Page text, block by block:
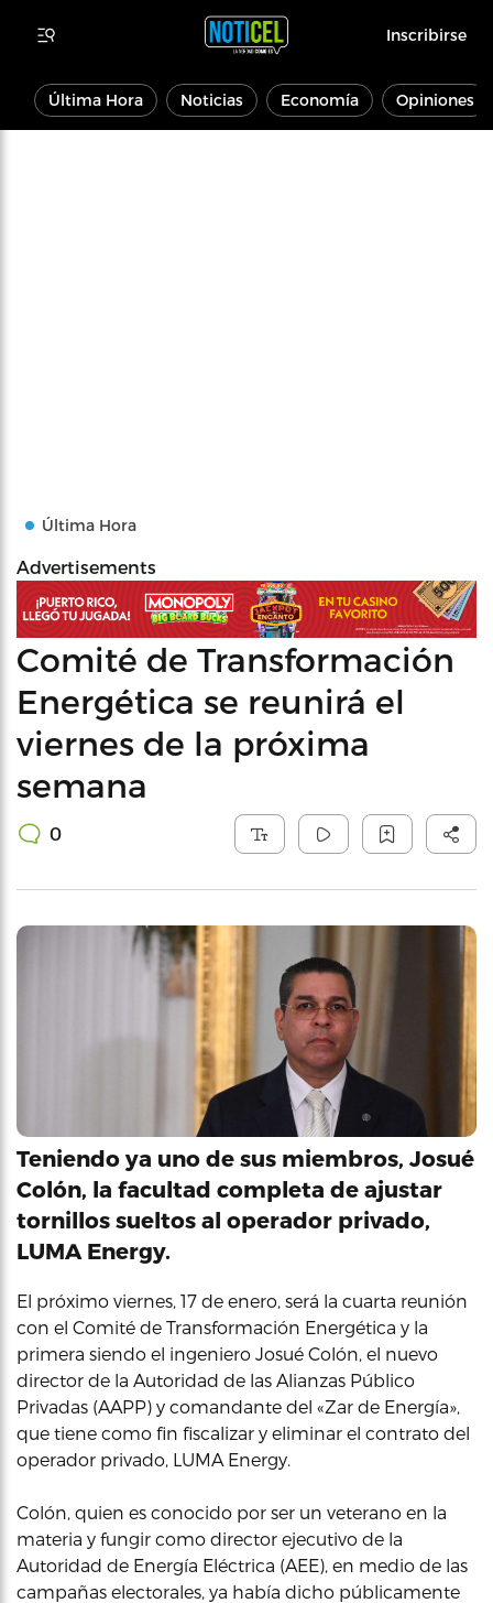
Inscribirse
Última Hora Noticias Economía Opiniones
Última Hora
Advertisements
Comité de Transformación
Energética se reunirá el
viernes de la próxima
semana
0
Teniendo ya uno de sus miembros, Josué
Colón, la facultad completa de ajustar
tornillos sueltos al operador privado,
LUMA Energy.
El próximo viernes, 17 de enero, será la cuarta reunión
con el Comité de Transformación Energética y la
primera siendo el ingeniero Josué Colón, el nuevo
director de la Autoridad de las Alianzas Público
Privadas (AAPP) y comandante del «Zar de Energía»,
que tiene como fin fiscalizar y eliminar el contrato del
operador privado, LUMA Energy.
Colón, quien es conocido por ser un veterano en la
materia y fungir como director ejecutivo de la
Autoridad de Energía Eléctrica (AEE), en medio de las
campañas electorales, ya había dicho públicamente